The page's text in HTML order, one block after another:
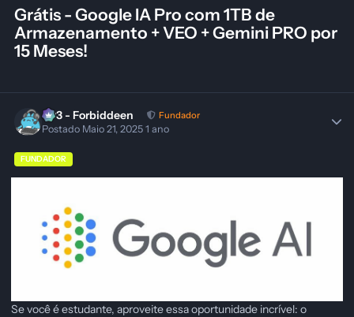
Grátis - Google IA Pro com 1TB de
Armazenamento + VEO + Gemini PRO por
15 Meses!
403 - Forbiddeen Fundador
Postado Maio 21, 20251 ano
FUNDADOR
Se você é estudante, aproveite essa oportunidade incrível: o